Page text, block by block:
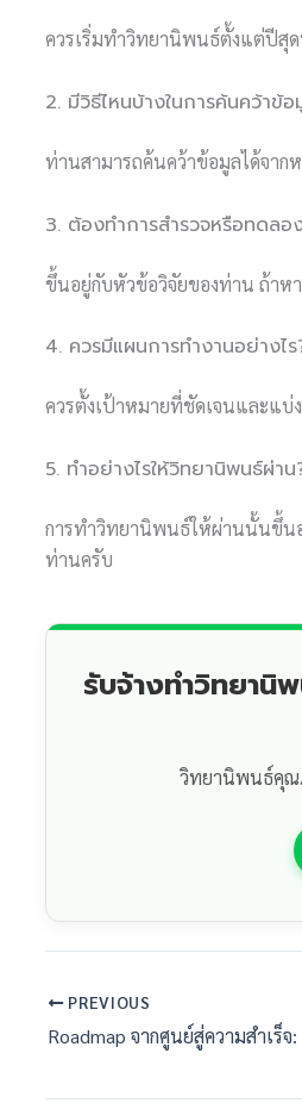
ควรเริ่มทำวิทยานิพนธ์ตั้งแต่ปีสุด
2. มีวิธีไหนบ้างในการค้นคว้าข้อ
ท่านสามารถค้นคว้าข้อมูลได้จา
3. ต้องทำการสำรวจหรือทดลอ
ขึ้นอยู่กับหัวข้อวิจัยของท่าน ถ้าห
4. ควรมีแผนการทำงานอย่างไร
ควรตั้งเป้าหมายที่ชัดเจนและแบ่
5. ทำอย่างไรให้วิทยานิพนธ์ผ่าน
การทำวิทยานิพนธ์ให้ผ่านนั้นขึ้นอ
ท่านครับ
รับจ้างทำวิทยา
วิทยานิพนธ์คุณ
PREVIOUS